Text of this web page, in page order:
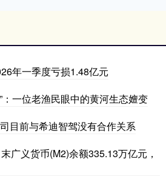
年一季度亏损1.48亿元
：一位老渔民眼中的黄河生态嬗变
目前与希迪智驾没有合作关系
广义货币(M2)余额335.13万亿元，